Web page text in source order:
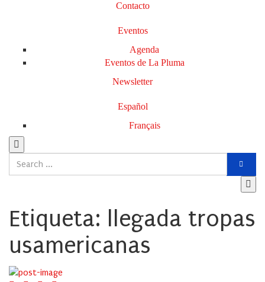
Contacto
Eventos
Agenda
Eventos de La Pluma
Newsletter
Español
Français
Etiqueta: llegada tropas
usamericanas